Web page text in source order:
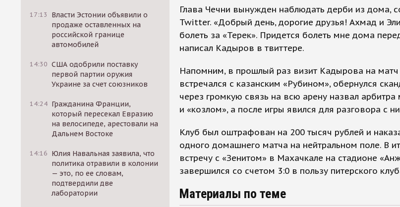
17:13
Власти Эстонии объявили о
продаже оставленных на
российской границе
автомобилей
14:30 США одобрили поставку
первой партии оружия
Украине за счет союзников
14:24 Гражданина Франции,
который пересекал Евразию
на велосипеде, арестовали на
Дальнем Востоке
14:16 Юлия Навальная заявила, что
политика отравили в колонии
— это, по ее словам,
подтвердили две
лаборатории
Глава Чечни вынужден наблюдать дерби из дома,
Twitter. «Добрый день, дорогие друзья! Ахмад и
болеть за «Терек». Придется болеть мне дома
написал Кадыров в твиттере.
Напомним, в прошлый раз визит Кадырова на матч
встречался с казанским «Рубином», обернулся
через громкую связь на всю арену назвал
и «козлом», а после игры явился для разговора с
Клуб был оштрафован на 200 тысяч рублей и
одного домашнего матча на нейтральном поле. В
встречу с «Зенитом» в Махачкале на стадионе
завершился со счетом 3:0 в пользу питерского
Материалы по теме